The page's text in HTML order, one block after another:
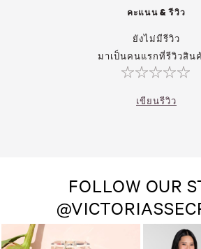
คะแนน & รีวิว
ยังไม่มีรีวิว
มาเป็นคนแรกที่รีวิวสิน
เขียนรีวิว
FOLLOW OUR